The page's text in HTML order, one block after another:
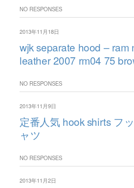
NO RESPONSES
2013年11月18日
wjk separate hood – ram
leather 2007 rm04 75
NO RESPONSES
2013年11月9日
定番人気 hook shirts フ
ャツ
NO RESPONSES
2013年11月2日